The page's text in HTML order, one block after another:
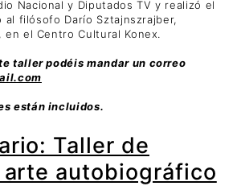
Nacional y Diputados TV y realizó el
filósofo Darío Sztajnszrajber,
en el Centro Cultural Konex.
taller podéis mandar un correo
están incluidos.
Taller de
autobiográfico